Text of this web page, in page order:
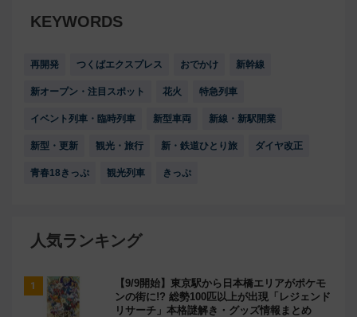
KEYWORDS
再開発 つくばエクスプレス おでかけ 新幹線
新オープン・注目スポット 花火 特急列車
イベント列車・臨時列車 新型車両 新線・新駅開業
新型・更新 観光・旅行 新・鉄道ひとり旅 ダイヤ改正
青春18きっぷ 観光列車 きっぷ
人気ランキング
【9/9開始】東京駅から日本橋エリアがポケモ
ンの街に!? 総勢100匹以上が出現「レジェンド
リサーチ」本格謎解き・グッズ情報まとめ